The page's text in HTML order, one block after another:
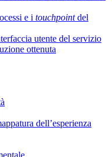
e i touchpointdel
utente del servizio
ottenuta
dell’esperienza